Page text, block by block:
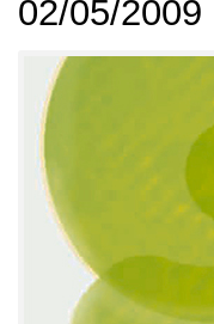
02/05/2009